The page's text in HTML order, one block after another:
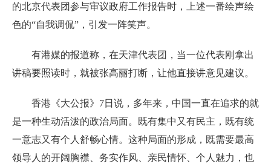
的北京代表团参与审议政府工作报告时，上述一番绘声绘
色的“自我调侃”，引发一阵笑声。
有港媒的报道称，在天津代表团，当一位代表刚拿出
讲稿要照读时，就被张高丽打断，让他直接讲意见建议。
香港《大公报》7日说，多年来，中国一直在追求的就
是一种生动活泼的政治局面。既有集中又有民主，既有统
一意志又有个人舒畅心情。这种局面的形成，既需要最高
领导人的开阔胸襟、务实作风、亲民情怀、个人魅力，也